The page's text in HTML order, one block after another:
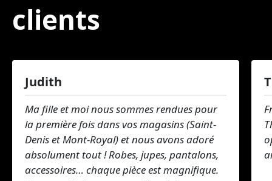
clients
Judith
Ma fille et moi nous sommes rendues pour
la première fois dans vos magasins (Saint-
Denis et Mont-Royal) et nous avons adoré
absolument tout ! Robes, jupes, pantalons,
accessoires… chaque pièce est magnifique.